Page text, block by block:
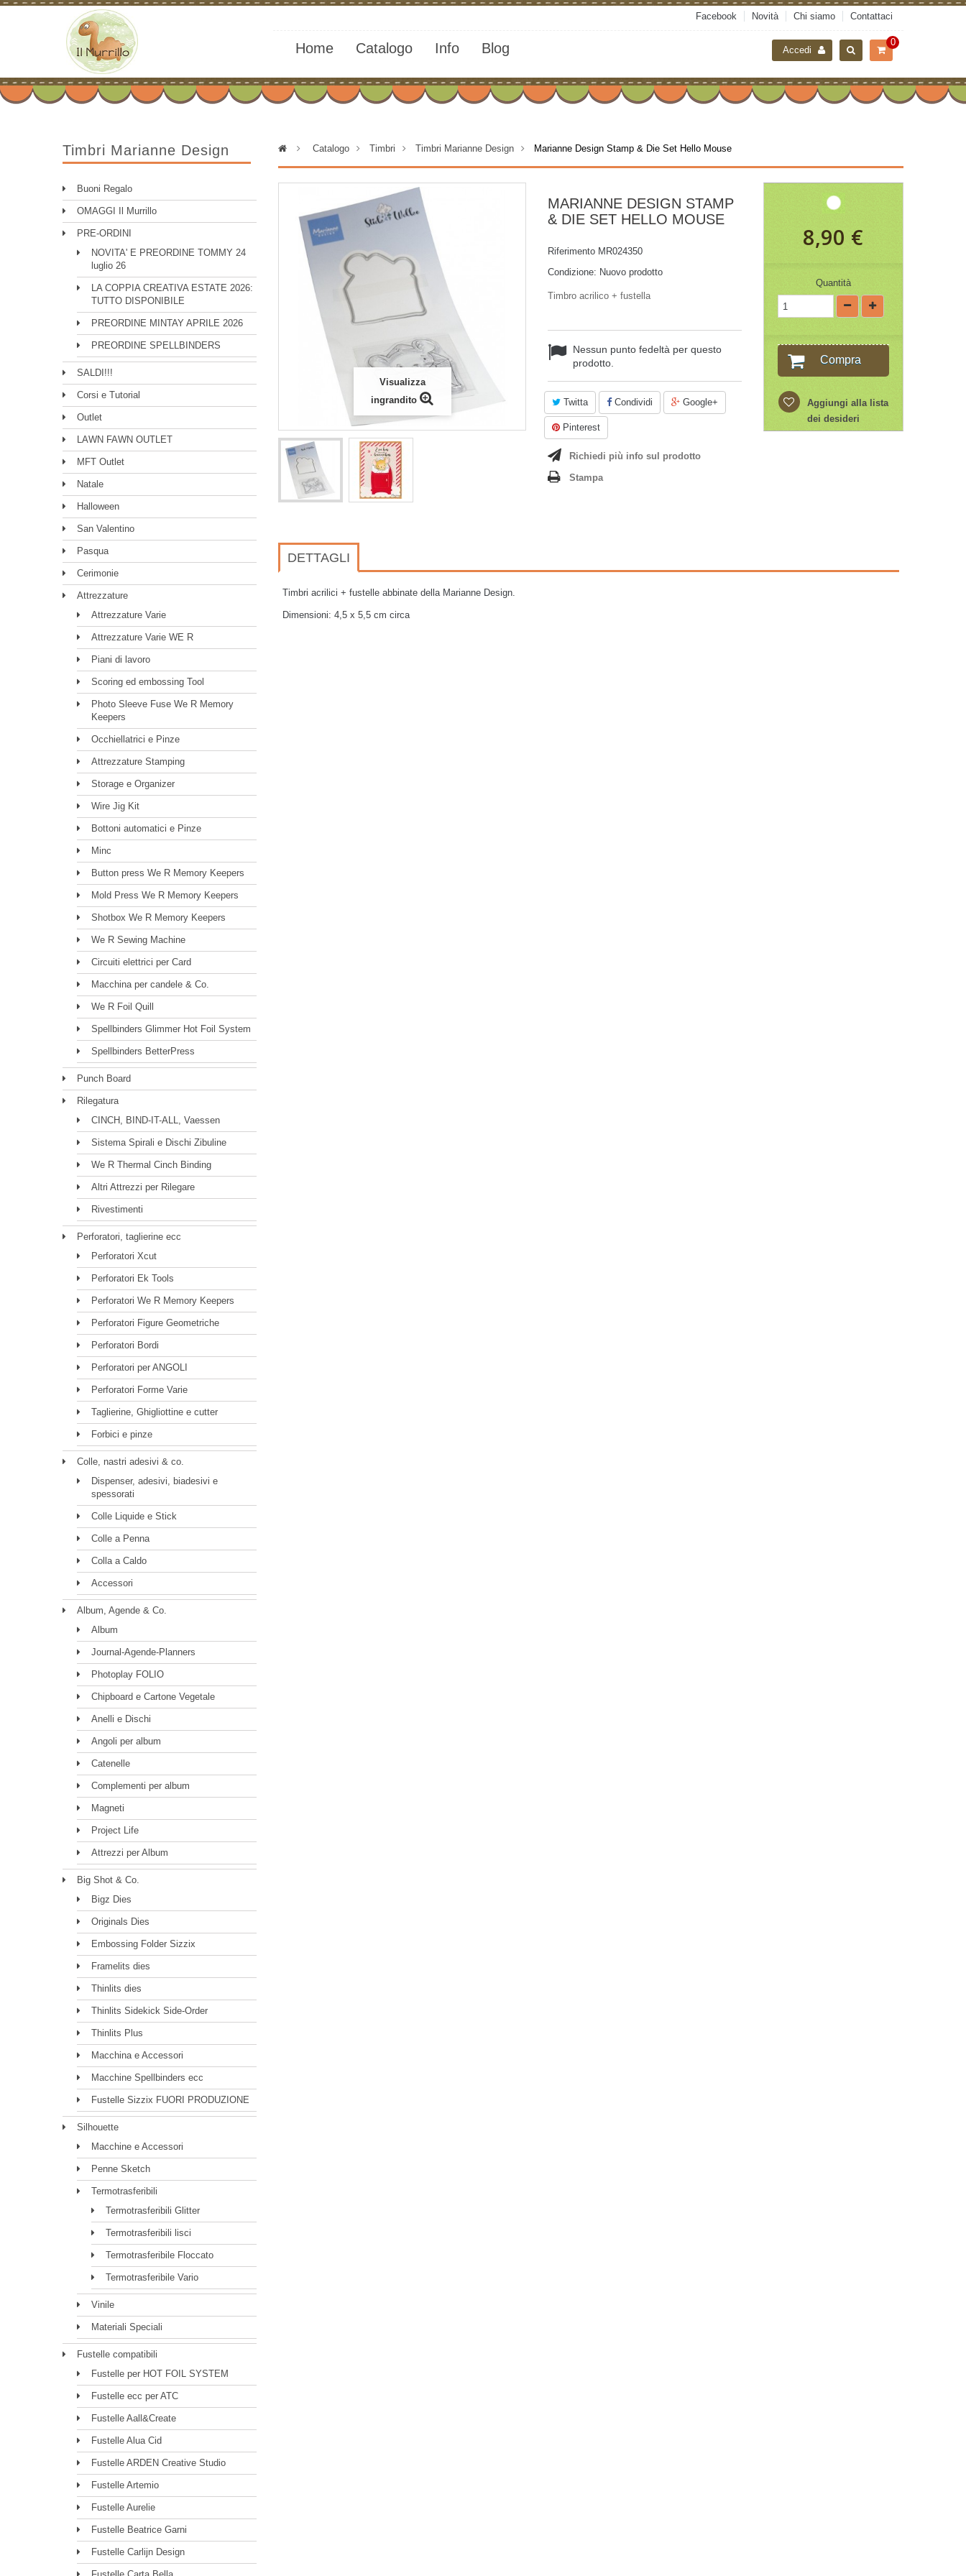
Facebook Novità Chi siamo Contattaci
0
Home Catalogo Info Blog Accedi
Timbri Marianne Design
Buoni Regalo
OMAGGI Il Murrillo
PRE-ORDINI
NOVITA' E PREORDINE TOMMY 24
luglio 26
LA COPPIA CREATIVA ESTATE 2026:
TUTTO DISPONIBILE
PREORDINE MINTAY APRILE 2026
PREORDINE SPELLBINDERS
SALDI!!!
Corsi e Tutorial
Outlet
LAWN FAWN OUTLET
MFT Outlet
Natale
Halloween
San Valentino
Pasqua
Cerimonie
Attrezzature
Attrezzature Varie
Attrezzature Varie WE R
Piani di lavoro
Scoring ed embossing Tool
Photo Sleeve Fuse We R Memory
Keepers
Occhiellatrici e Pinze
Attrezzature Stamping
Storage e Organizer
Wire Jig Kit
Bottoni automatici e Pinze
Minc
Button press We R Memory Keepers
Mold Press We R Memory Keepers
Shotbox We R Memory Keepers
We R Sewing Machine
Circuiti elettrici per Card
Macchina per candele & Co.
We R Foil Quill
Spellbinders Glimmer Hot Foil System
Spellbinders BetterPress
Punch Board
Rilegatura
CINCH, BIND-IT-ALL, Vaessen
Sistema Spirali e Dischi Zibuline
We R Thermal Cinch Binding
Altri Attrezzi per Rilegare
Rivestimenti
Perforatori, taglierine ecc
Perforatori Xcut
Perforatori Ek Tools
Perforatori We R Memory Keepers
Perforatori Figure Geometriche
Perforatori Bordi
Perforatori per ANGOLI
Perforatori Forme Varie
Taglierine, Ghigliottine e cutter
Forbici e pinze
Colle, nastri adesivi & co.
Dispenser, adesivi, biadesivi e
spessorati
Colle Liquide e Stick
Colle a Penna
Colla a Caldo
Accessori
Album, Agende & Co.
Album
Journal-Agende-Planners
Photoplay FOLIO
Chipboard e Cartone Vegetale
Anelli e Dischi
Angoli per album
Catenelle
Complementi per album
Magneti
Project Life
Attrezzi per Album
Big Shot & Co.
Bigz Dies
Originals Dies
Embossing Folder Sizzix
Framelits dies
Thinlits dies
Thinlits Sidekick Side-Order
Thinlits Plus
Macchina e Accessori
Macchine Spellbinders ecc
Fustelle Sizzix FUORI PRODUZIONE
Silhouette
Macchine e Accessori
Penne Sketch
Termotrasferibili
Termotrasferibili Glitter
Termotrasferibili lisci
Termotrasferibile Floccato
Termotrasferibile Vario
Vinile
Materiali Speciali
Fustelle compatibili
Fustelle per HOT FOIL SYSTEM
Fustelle ecc per ATC
Fustelle Aall&Create
Fustelle Alua Cid
Fustelle ARDEN Creative Studio
Fustelle Artemio
Fustelle Aurelie
Fustelle Beatrice Garni
Fustelle Carlijn Design
> Catalogo > Timbri > Timbri Marianne Design > Marianne Design Stamp & Die Set Hello Mouse
Visualizza
ingrandito
MARIANNE DESIGN STAMP
& DIE SET HELLO MOUSE
Riferimento MR024350
Condizione: Nuovo prodotto
Timbro acrilico + fustella
Nessun punto fedeltà per questo
prodotto.
Twitta Condividi Google+
Pinterest
Richiedi più info sul prodotto
Stampa
8,90 €
Quantità
Compra
Aggiungi alla lista
dei desideri
DETTAGLI
Timbri acrilici + fustelle abbinate della Marianne Design.
Dimensioni: 4,5 x 5,5 cm circa